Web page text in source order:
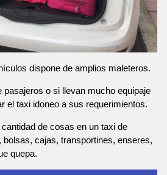
dispone de amplios maleteros.
pasajeros o si llevan mucho equipaje
el taxi idoneo a sus requerimientos.
de cosas en un taxi de
cajas, transportines, enseres,
quepa.